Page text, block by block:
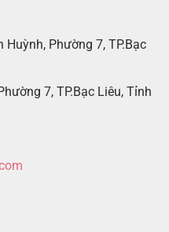
Phường 7, TP.Bạc
7, TP.Bạc Liêu, Tỉnh